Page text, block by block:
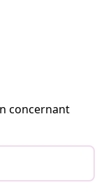
concernant